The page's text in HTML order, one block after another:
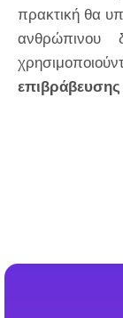
πρακτική θα